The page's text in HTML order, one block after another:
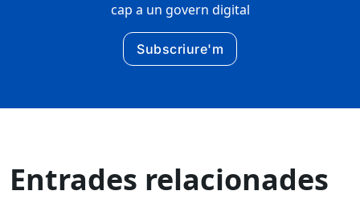
cap a un govern digital
Subscriure'm
Entrades relacionades